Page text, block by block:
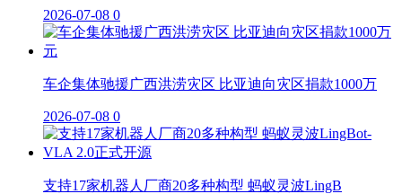
2026-07-08 0
车企集体驰援广西洪涝灾区 比亚迪向灾区捐款1000万
2026-07-08 0
支持17家机器人厂商20多种构型 蚂蚁灵波LingB